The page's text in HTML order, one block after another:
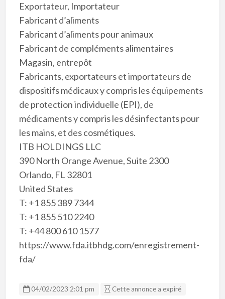
Exportateur, Importateur
Fabricant d’aliments
Fabricant d’aliments pour animaux
Fabricant de compléments alimentaires
Magasin, entrepôt
Fabricants, exportateurs et importateurs de
dispositifs médicaux y compris les équipements
de protection individuelle (EPI), de
médicaments y compris les désinfectants pour
les mains, et des cosmétiques.
ITB HOLDINGS LLC
390 North Orange Avenue, Suite 2300
Orlando, FL 32801
United States
T: +1 855 389 7344
T: +1 855 510 2240
T: +44 800 610 1577
https://www.fda.itbhdg.com/enregistrement-
fda/
04/02/2023 2:01 pm Cette annonce a expiré